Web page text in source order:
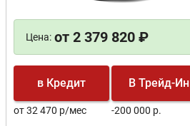
Цена: от 2 379 820 ₽
в Кредит
от 32 470 р/мес
В Трейд-Ин
-200 000 р.